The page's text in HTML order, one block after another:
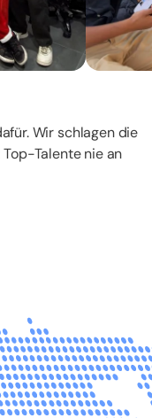
Wir schlagen die
Talente nie an